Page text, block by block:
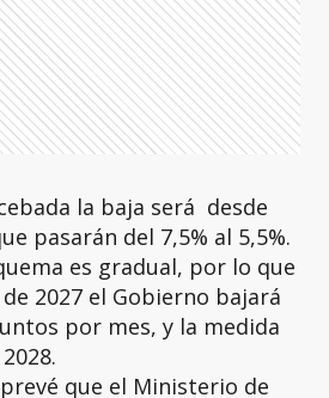
la baja será desde
pasarán del 7,5% al 5,5%.
es gradual, por lo que
2027 el Gobierno bajará
por mes, y la medida
que el Ministerio de